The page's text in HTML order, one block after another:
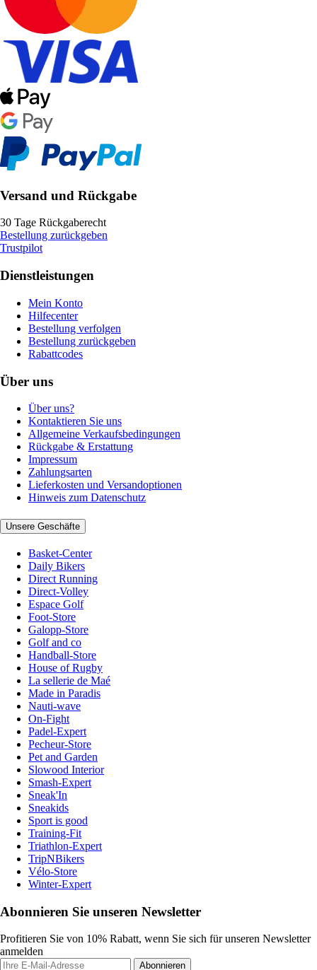
Versand und Rückgabe
30 Tage Rückgaberecht
Bestellung zurückgeben
Trustpilot
Dienstleistungen
Mein Konto
Hilfecenter
Bestellung verfolgen
Bestellung zurückgeben
Rabattcodes
Über uns
Über uns?
Kontaktieren Sie uns
Allgemeine Verkaufsbedingungen
Rückgabe & Erstattung
Impressum
Zahlungsarten
Lieferkosten und Versandoptionen
Hinweis zum Datenschutz
Unsere Geschäfte
Basket-Center
Daily Bikers
Direct Running
Direct-Volley
Espace Golf
Foot-Store
Galopp-Store
Golf and co
Handball-Store
House of Rugby
La sellerie de Maé
Made in Paradis
Nauti-wave
On-Fight
Padel-Expert
Pecheur-Store
Pet and Garden
Slowood Interior
Smash-Expert
Sneak'In
Sneakids
Sport is good
Training-Fit
Triathlon-Expert
TripNBikers
Vélo-Store
Winter-Expert
Abonnieren Sie unseren Newsletter
Profitieren Sie von 10% Rabatt, wenn Sie sich für unseren Newsletter
anmelden
Abonnieren